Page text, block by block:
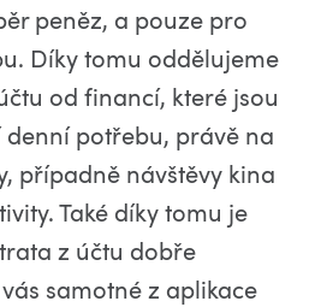
peněz, a pouze pro
Díky tomu oddělujeme
od financí, které jsou
potřebu, právě na
případně návštěvy kina
Také díky tomu je
z účtu dobře
samotné z aplikace